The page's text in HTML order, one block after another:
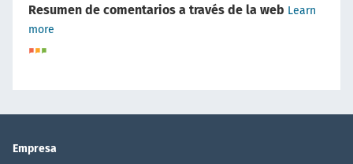
Resumen de comentarios a través de la web Learn
more
Empresa